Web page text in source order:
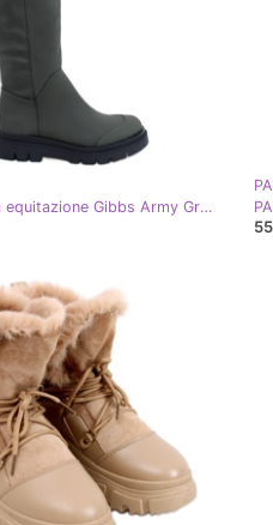
PA1 Stivali da equitazione Gibbs Army Green da donna verde